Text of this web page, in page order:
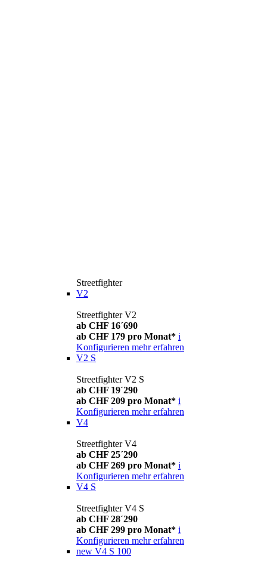
Streetfighter
V2
Streetfighter V2
ab CHF 16´690
ab CHF 179 pro Monat* i
Konfigurieren mehr erfahren
V2 S
Streetfighter V2 S
ab CHF 19´290
ab CHF 209 pro Monat* i
Konfigurieren mehr erfahren
V4
Streetfighter V4
ab CHF 25´290
ab CHF 269 pro Monat* i
Konfigurieren mehr erfahren
V4 S
Streetfighter V4 S
ab CHF 28´290
ab CHF 299 pro Monat* i
Konfigurieren mehr erfahren
new V4 S 100